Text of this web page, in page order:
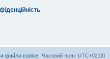
Часовий пояс UTC+02:00
файли cookie